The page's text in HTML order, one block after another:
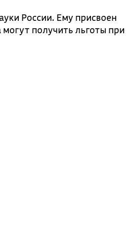
России. Ему присвоен
получить льготы при